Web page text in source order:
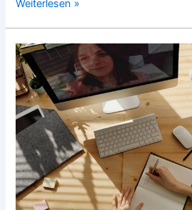
Werbegeschenke
mit
umweltfreundlichen
Ideen
Weiterlesen »